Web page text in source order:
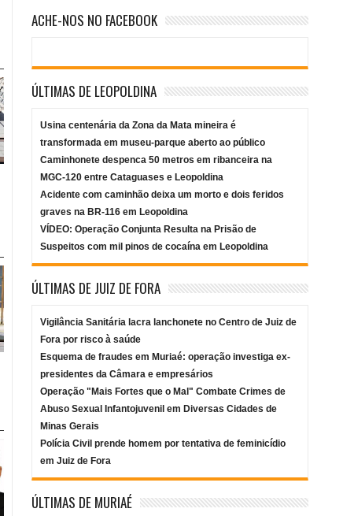
ACHE-NOS NO FACEBOOK
ÚLTIMAS DE LEOPOLDINA
Usina centenária da Zona da Mata mineira é
transformada em museu-parque aberto ao público
Caminhonete despenca 50 metros em ribanceira na
MGC-120 entre Cataguases e Leopoldina
Acidente com caminhão deixa um morto e dois feridos
graves na BR-116 em Leopoldina
VÍDEO: Operação Conjunta Resulta na Prisão de
Suspeitos com mil pinos de cocaína em Leopoldina
ÚLTIMAS DE JUIZ DE FORA
Vigilância Sanitária lacra lanchonete no Centro de Juiz de
Fora por risco à saúde
Esquema de fraudes em Muriaé: operação investiga ex-
presidentes da Câmara e empresários
Operação "Mais Fortes que o Mal" Combate Crimes de
Abuso Sexual Infantojuvenil em Diversas Cidades de
Minas Gerais
Polícia Civil prende homem por tentativa de feminicídio
em Juiz de Fora
ÚLTIMAS DE MURIAÉ